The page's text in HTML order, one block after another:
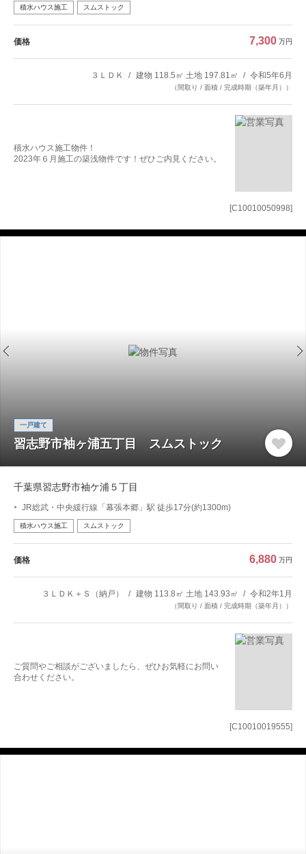
[C10010050998]
積水ハウス施工 スムストック
価格 7,300 万円
３ＬＤＫ 建物 118.5㎡ 土地 197.81㎡ 令和5年6月
（間取り / 面積 / 完成時期（築年月））
積水ハウス施工物件！
2023年６月施工の築浅物件です！ぜひご内見ください。
[C10010019555]
一戸建て
習志野市袖ヶ浦五丁目 スムストック
千葉県習志野市袖ケ浦５丁目
JR総武・中央緩行線「幕張本郷」駅 徒歩17分(約1300m)
積水ハウス施工 スムストック
価格 6,880 万円
３ＬＤＫ＋Ｓ（納戸） 建物 113.8㎡ 土地 143.93㎡ 令和2年1月
（間取り / 面積 / 完成時期（築年月））
ご質問やご相談がございましたら、ぜひお気軽にお問い
合わせください。